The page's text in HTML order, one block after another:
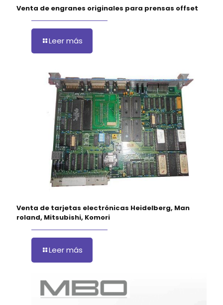
Venta de engranes originales para prensas offset
Leer más
Venta de tarjetas electrónicas Heidelberg, Man
roland, Mitsubishi, Komori
Leer más